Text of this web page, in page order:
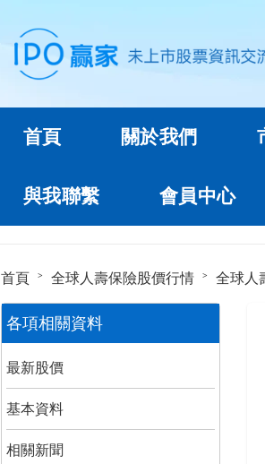
首頁 關於我們
與我聯繫 會員中心
首頁 全球人壽保險股價行情 全球人
各項相關資料
最新股價
基本資料
相關新聞